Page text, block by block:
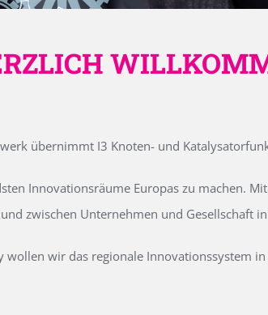
übernimmt I3 Knoten- und
Innovationsräume Europas zu machen.
zwischen Unternehmen und Gesellschaft
wollen wir das regionale Innovationssystem